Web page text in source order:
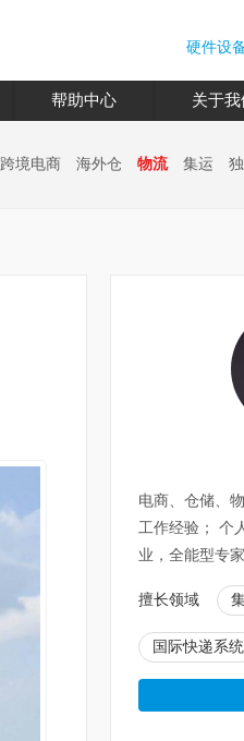
硬件设
帮助中心 关于我
跨境电商 海外仓 物流 集运
电商、仓储、
工作经验； 个
业，全能型专家
擅长领域
国际快递系统